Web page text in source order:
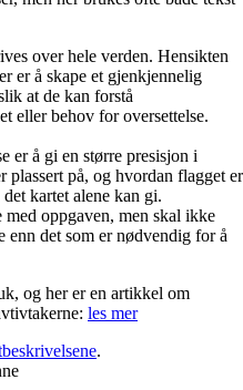
over hele verden. Hensikten
er å skape et gjenkjennelig
at de kan forstå
eller behov for oversettelse.
er å gi en større presisjon i
plassert på, og hvordan flagget er
kartet alene kan gi.
oppgaven, men skal ikke
det som er nødvendig for å
og her er en artikkel om
les mer
.